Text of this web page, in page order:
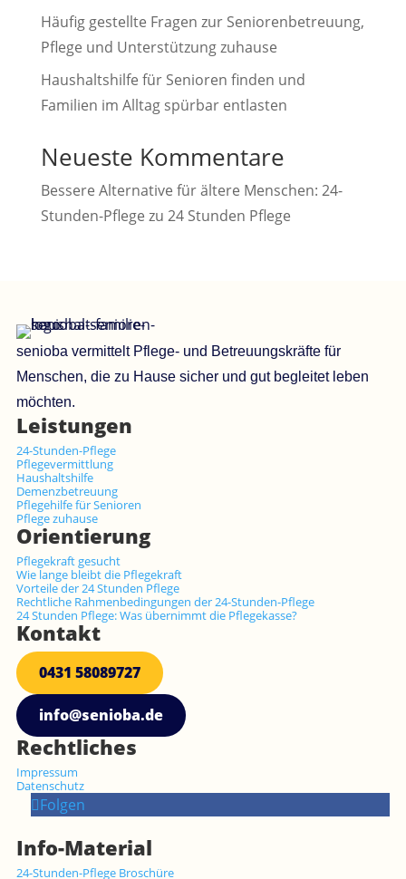
Häufig gestellte Fragen zur Seniorenbetreuung,
Pflege und Unterstützung zuhause
Haushaltshilfe für Senioren finden und
Familien im Alltag spürbar entlasten
Neueste Kommentare
Bessere Alternative für ältere Menschen: 24-
Stunden-Pflege zu 24 Stunden Pflege
senioba vermittelt Pflege- und Betreuungskräfte für
Menschen, die zu Hause sicher und gut begleitet leben
möchten.
Leistungen
24-Stunden-Pflege
Pflegevermittlung
Haushaltshilfe
Demenzbetreuung
Pflegehilfe für Senioren
Pflege zuhause
Orientierung
Pflegekraft gesucht
Wie lange bleibt die Pflegekraft
Vorteile der 24 Stunden Pflege
Rechtliche Rahmenbedingungen der 24-Stunden-Pflege
24 Stunden Pflege: Was übernimmt die Pflegekasse?
Kontakt
0431 58089727
info@senioba.de
Rechtliches
Impressum
Datenschutz
Folgen
Info-Material
24-Stunden-Pflege Broschüre